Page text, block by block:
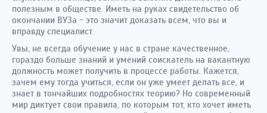
полезным в обществе. Иметь на руках свидетельство об
окончании ВУЗа - это значит доказать всем, что вы и
вправду специалист.
Увы, не всегда обучение у нас в стране качественное,
гораздо больше знаний и умений соискатель на вакантную
должность может получить в процессе работы. Кажется,
зачем ему тогда учиться, если он уже умеет делать все, и
знает в тончайших подробностях теорию? Но современный
мир диктует свои правила, по которым тот, кто хочет иметь